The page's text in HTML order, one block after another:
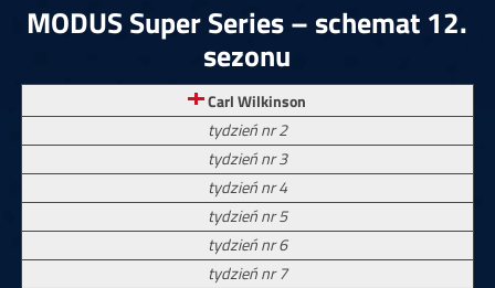
MODUS Super Series – schemat 12.
sezonu
Carl Wilkinson
tydzień nr 2
tydzień nr 3
tydzień nr 4
tydzień nr 5
tydzień nr 6
tydzień nr 7